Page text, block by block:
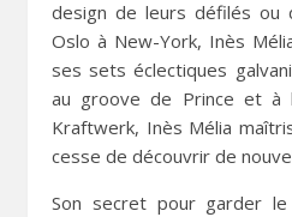
design de leurs défilés ou
Oslo à New-York, Inès
ses sets éclectiques
au groove de Prince et à
Kraftwerk, Inès Mélia
cesse de découvrir de
Son secret pour garder